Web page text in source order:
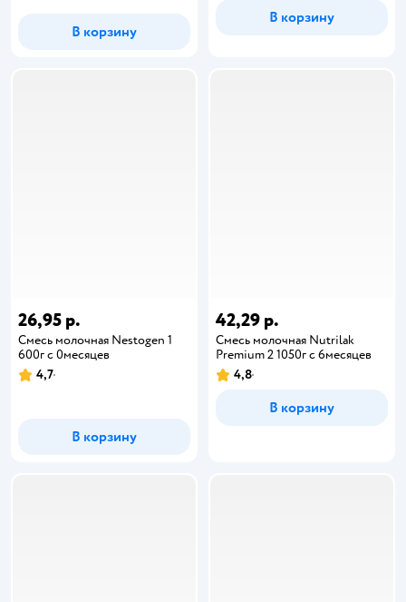
В корзину
В корзину
26,95 р.
Смесь молочная Nestogen 1
600г с 0месяцев
4,7
В корзину
42,29 р.
Смесь молочная Nutrilak
Premium 2 1050г с 6месяцев
4,8
В корзину